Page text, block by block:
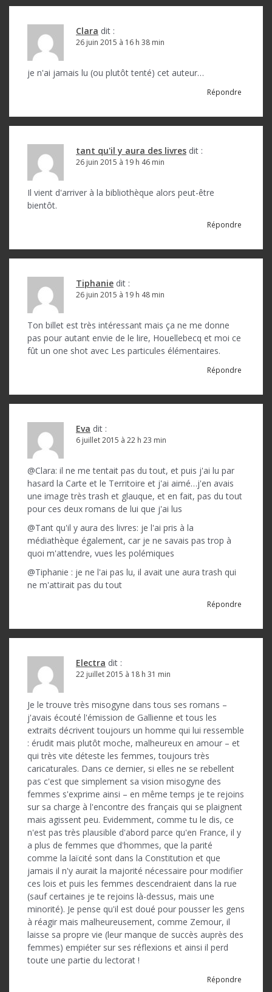
Clara dit :
26 juin 2015 à 16 h 38 min
je n'ai jamais lu (ou plutôt tenté) cet auteur…
Répondre
tant qu'il y aura des livres dit :
26 juin 2015 à 19 h 46 min
Il vient d'arriver à la bibliothèque alors peut-être
bientôt.
Répondre
Tiphanie dit :
26 juin 2015 à 19 h 48 min
Ton billet est très intéressant mais ça ne me donne
pas pour autant envie de le lire, Houellebecq et moi ce
fût un one shot avec Les particules élémentaires.
Répondre
Eva dit :
6 juillet 2015 à 22 h 23 min
@Clara: il ne me tentait pas du tout, et puis j'ai lu par
hasard la Carte et le Territoire et j'ai aimé…j'en avais
une image très trash et glauque, et en fait, pas du tout
pour ces deux romans de lui que j'ai lus
@Tant qu'il y aura des livres: je l'ai pris à la
médiathèque également, car je ne savais pas trop à
quoi m'attendre, vues les polémiques
@Tiphanie : je ne l'ai pas lu, il avait une aura trash qui
ne m'attirait pas du tout
Répondre
Electra dit :
22 juillet 2015 à 18 h 31 min
Je le trouve très misogyne dans tous ses romans –
j'avais écouté l'émission de Gallienne et tous les
extraits décrivent toujours un homme qui lui ressemble
: érudit mais plutôt moche, malheureux en amour – et
qui très vite déteste les femmes, toujours très
caricaturales. Dans ce dernier, si elles ne se rebellent
pas c'est que simplement sa vision misogyne des
femmes s'exprime ainsi – en même temps je te rejoins
sur sa charge à l'encontre des français qui se plaignent
mais agissent peu. Evidemment, comme tu le dis, ce
n'est pas très plausible d'abord parce qu'en France, il y
a plus de femmes que d'hommes, que la parité
comme la laïcité sont dans la Constitution et que
jamais il n'y aurait la majorité nécessaire pour modifier
ces lois et puis les femmes descendraient dans la rue
(sauf certaines je te rejoins là-dessus, mais une
minorité). Je pense qu'il est doué pour pousser les gens
à réagir mais malheureusement, comme Zemour, il
laisse sa propre vie (leur manque de succès auprès des
femmes) empiéter sur ses réflexions et ainsi il perd
toute une partie du lectorat !
Répondre